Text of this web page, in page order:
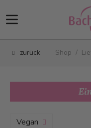
zurück Shop /
Vegan